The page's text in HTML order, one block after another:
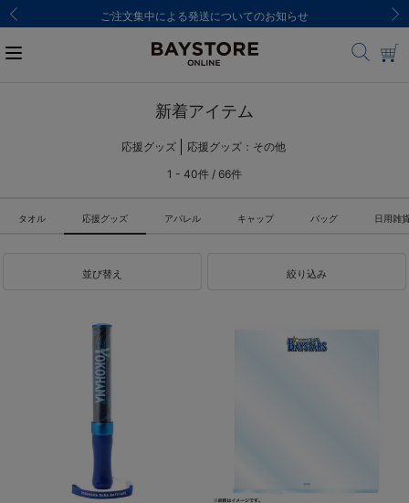
ご注文集中による発送についてのお知らせ
新着アイテム
応援グッズ
応援グッズ：その他
1 - 40件 / 66件
タオル 応援グッズ アパレル キャップ バッグ 日用雑
並び替え 絞り込み